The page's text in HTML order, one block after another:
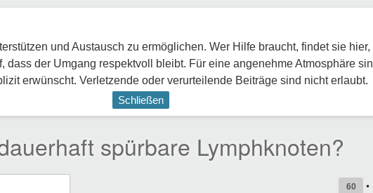
und Austausch zu ermöglichen. Wer Hilfe braucht, findet sie
dass der Umgang respektvoll bleibt. Für eine angenehme Atmosphäre
erwünscht. Verletzende oder verurteilende Beiträge sind nicht erlaubt.
Schließen
spürbare Lymphknoten?
60